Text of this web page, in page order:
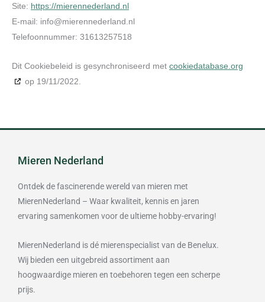
Site: https://mierennederland.nl
E-mail: info@mierennederland.nl
Telefoonnummer: 31613257518
Dit Cookiebeleid is gesynchroniseerd met cookiedatabase.org
op 19/11/2022.
Mieren Nederland
Ontdek de fascinerende wereld van mieren met
MierenNederland – Waar kwaliteit, kennis en jaren
ervaring samenkomen voor de ultieme hobby-ervaring!
MierenNederland is dé mierenspecialist van de Benelux.
Wij bieden een uitgebreid assortiment aan
hoogwaardige mieren en toebehoren tegen een scherpe
prijs.